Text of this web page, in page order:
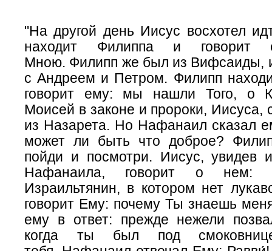
"На другой день Иисус восхотел
находит Филиппа и
Мною. Филипп же был из Вифсаиды,
с Андреем и Петром. Филипп
говорит ему: мы нашли Того, о
Моисей в законе и пророки,
из Назарета. Но Нафанаил сказал
может ли быть что доброе?
пойди и посмотри. Иисус, увидев
Нафанаила, говорит о нем:
Израильтянин, в котором нет
говорит Ему: почему Ты знаешь
ему в ответ: прежде нежели
когда ты был под